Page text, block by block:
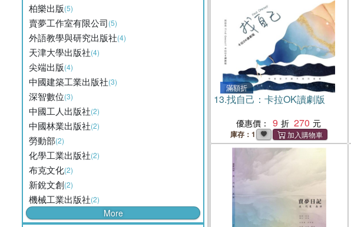
柏樂出版(5)
賣夢工作室有限公司(5)
外語教學與研究出版社(4)
天津大學出版社(4)
尖端出版(4)
中國建築工業出版社(3)
深智數位(3)
中國工人出版社(2)
中國林業出版社(2)
勞動部(2)
化學工業出版社(2)
布克文化(2)
新銳文創(2)
機械工業出版社(2)
More
滿額折
13.找自己：卡拉OK讀劇版
優惠價： 9 270
庫存：1